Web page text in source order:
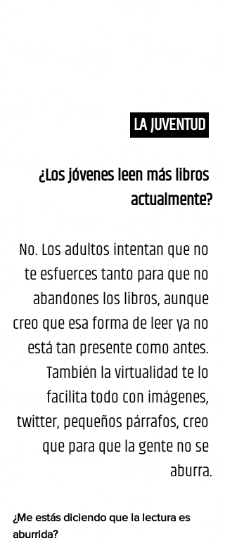
LA JUVENTUD
¿Los jóvenes leen más libros
actualmente?
No. Los adultos intentan que no
te esfuerces tanto para que no
abandones los libros, aunque
creo que esa forma de leer ya no
está tan presente como antes.
También la virtualidad te lo
facilita todo con imágenes,
twitter, pequeños párrafos, creo
que para que la gente no se
aburra.
¿Me estás diciendo que la lectura es
aburrida?